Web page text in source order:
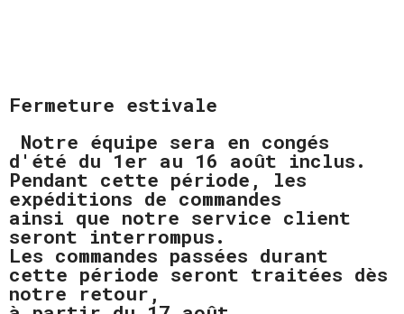
Fermeture estivale
Notre équipe sera en congés
d'été du 1er au 16 août inclus.
Pendant cette période, les
expéditions de commandes
ainsi que notre service client
seront interrompus.
Les commandes passées durant
cette période seront traitées dès
notre retour,